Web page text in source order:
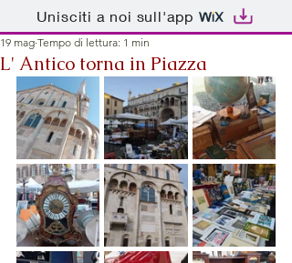
Unisciti a noi sull'app
L' Antico torna in Piazza
19 mag Tempo di lettura: 1 min